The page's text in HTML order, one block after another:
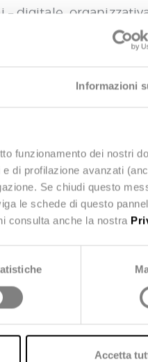
Informazioni
funzionamento dei nostri
di profilazione avanzati
Se chiudi questo
le schede di questo
consulta anche la nostra
Accetta
digitale,
e le politiche
esperienze che
gratuito per chi è
i territori protagonisti
seconda mattinata
delle misure
CEO
delle misure